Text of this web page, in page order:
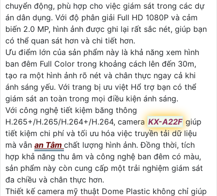
chuyển động, phù hợp cho việc giám sát trong các dự
án dân dụng. Với độ phân giải Full HD 1080P và cảm
biến 2.0 MP, hình ảnh được ghi lại rất sắc nét, giúp bạn
có thể quan sát hơn và chi tiết hơn.
Ưu điểm lớn của sản phẩm này là khả năng xem hình
ban đêm Full Color trong khoảng cách lên đến 30m,
tạo ra một hình ảnh rõ nét và chân thực ngay cả khi
ánh sáng yếu. Với trang bị ưu việt Hổ trợ bạn có thể
giám sát an toàn trong mọi điều kiện ánh sáng.
Với công nghệ tiết kiệm băng thông
H.265+/H.265/H.264+/H.264, camera KX-A22F giúp
tiết kiệm chi phí và tối ưu hóa việc truyền tải dữ liệu
mà vẫn an Tâm chất lượng hình ảnh. Đồng thời, tích
hợp khả năng thu âm và công nghệ ban đêm có màu,
sản phẩm này còn cung cấp một trải nghiệm giám sát
đa chiều và chân thực hơn.
Thiết kế camera mỹ thuật Dome Plastic không chỉ giúp